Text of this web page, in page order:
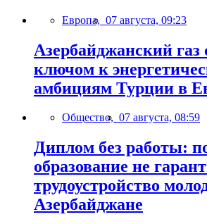
Европа, 07 августа, 09:23
Азербайджанский газ
ключом к
амбициям Турции в
Общество, 07 августа, 08:59
Диплом без работы:
образование не
трудоустройство
Азербайджане